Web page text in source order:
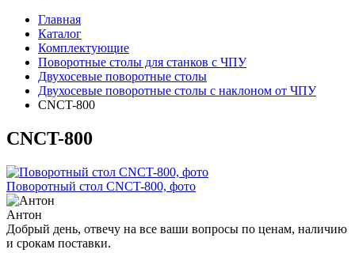
Главная
Каталог
Комплектующие
Поворотные столы для станков с ЧПУ
Двухосевые поворотные столы
Двухосевые поворотные столы с наклоном от ЧПУ
CNCT-800
CNCT-800
Поворотный стол CNCT-800, фото
Антон
Добрый день, отвечу на все ваши вопросы по ценам, наличию
и срокам поставки.